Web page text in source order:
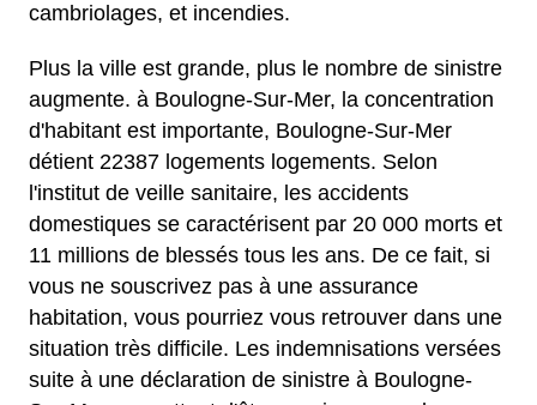
cambriolages, et incendies.
Plus la ville est grande, plus le nombre de sinistre
augmente. à Boulogne-Sur-Mer, la concentration
d'habitant est importante, Boulogne-Sur-Mer
détient 22387 logements logements. Selon
l'institut de veille sanitaire, les accidents
domestiques se caractérisent par 20 000 morts et
11 millions de blessés tous les ans. De ce fait, si
vous ne souscrivez pas à une assurance
habitation, vous pourriez vous retrouver dans une
situation très difficile. Les indemnisations versées
suite à une déclaration de sinistre à Boulogne-